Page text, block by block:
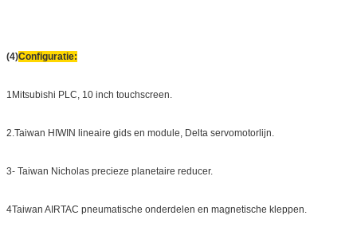
(4)Configuratie:
1Mitsubishi PLC, 10 inch touchscreen.
2.Taiwan HIWIN lineaire gids en module, Delta servomotorlijn.
3- Taiwan Nicholas precieze planetaire reducer.
4Taiwan AIRTAC pneumatische onderdelen en magnetische kleppen.